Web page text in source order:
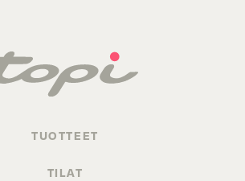
TUOTTEET
TILAT